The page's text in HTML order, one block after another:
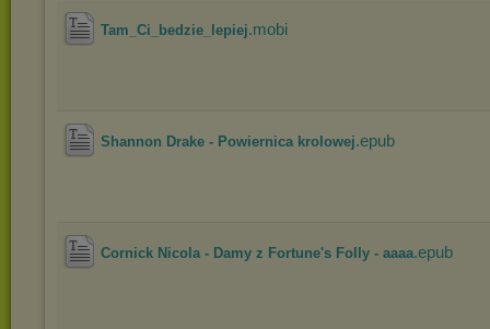
Tam_Ci_bedzie_lepiej.mobi
Shannon Drake - Powiernica krolowej.epub
Cornick Nicola - Damy z Fortune's Folly - aaaa.epub